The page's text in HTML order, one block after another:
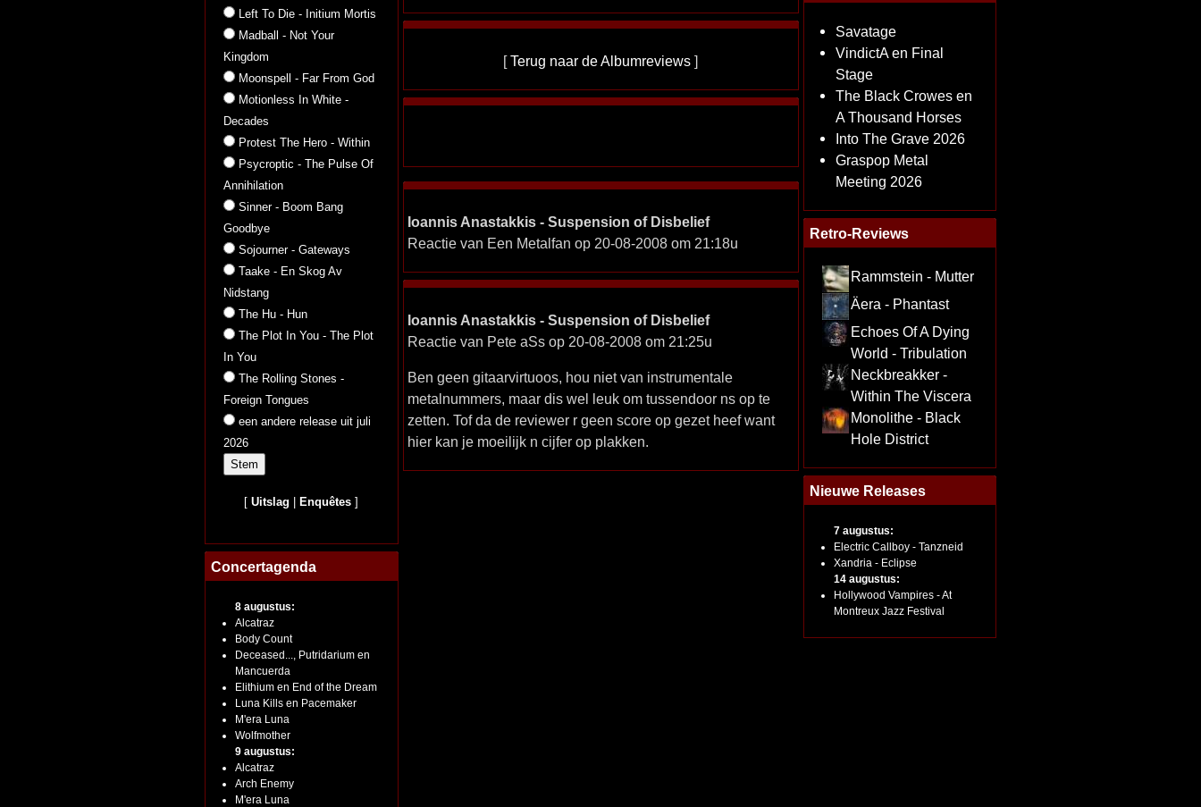
Left To Die - Initium Mortis
Madball - Not Your
Kingdom
Moonspell - Far From God
Motionless In White -
Decades
Protest The Hero - Within
Psycroptic - The Pulse Of
Annihilation
Sinner - Boom Bang
Goodbye
Sojourner - Gateways
Taake - En Skog Av
Nidstang
The Hu - Hun
The Plot In You - The Plot
In You
The Rolling Stones -
Foreign Tongues
een andere release uit juli
2026
[Uitslag Enquêtes ]
Concertagenda
8 augustus:
Alcatraz
Body Count
Deceased..., Putridarium en
Mancuerda
Elithium en End of the Dream
Luna Kills en Pacemaker
M'era Luna
Wolfmother
9 augustus:
Alcatraz
Arch Enemy
M'era Luna
[Terug naar de Albumreviews ]
Ioannis Anastakkis - Suspension of Disbelief
Reactie van Een Metalfan op 20-08-2008 om 21:18u
Ioannis Anastakkis - Suspension of Disbelief
Reactie van Pete aSs op 20-08-2008 om 21:25u
Ben geen gitaarvirtuoos, hou niet van instrumentale
metalnummers, maar dis wel leuk om tussendoor ns op te
zetten. Tof da de reviewer r geen score op gezet heef want
hier kan je moeilijk n cijfer op plakken.
Savatage
VindictA en Final
Stage
The Black Crowes en
A Thousand Horses
Into The Grave 2026
Graspop Metal
Meeting 2026
Retro-Reviews
Rammstein - Mutter
Äera - Phantast
Echoes Of A Dying
World - Tribulation
Neckbreakker -
Within The Viscera
Monolithe - Black
Hole District
Nieuwe Releases
7 augustus:
Electric Callboy - Tanzneid
Xandria - Eclipse
14 augustus:
Hollywood Vampires - At
Montreux Jazz Festival